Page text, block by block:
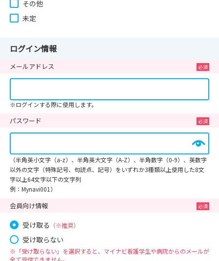
その他
未定
ログイン情報
メールアドレス
※ログインする際に使用します。
パスワード
（半角英小文字（a-z）、半角英大文字（A-Z）、半角数字（0-9）、英数字
以外の文字（特殊記号、句読点、記号）をいずれか3種類以上使用した8文
字以上64文字以下の文字列
例：Mynavi001）
会員向け情報
受け取る （※推奨）
受け取らない
※「受け取らない」を選択すると、マイナビ看護学生や病院からのメールが